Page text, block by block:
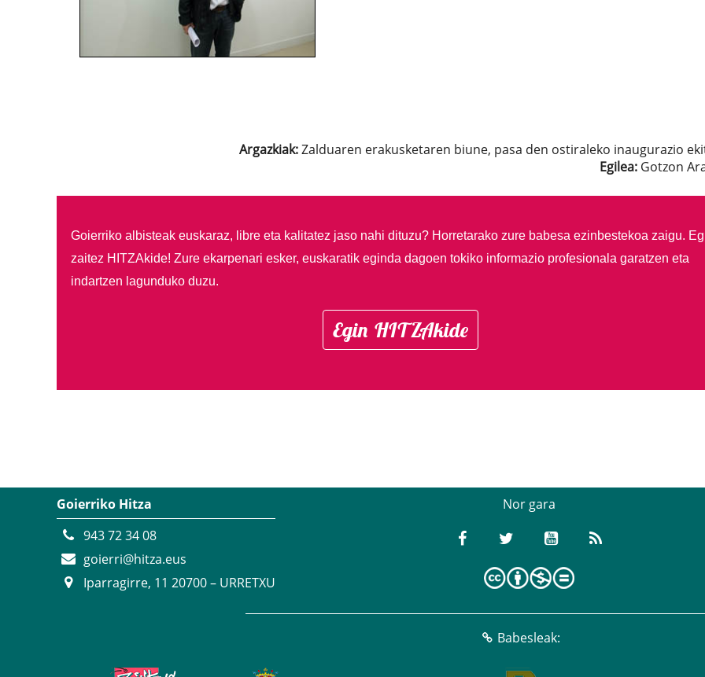
Argazkiak:Zalduaren erakusketaren biune, pasa den ostiraleko inaugurazio
Egilea:Gotzon
Goierriko albisteak euskaraz, libre eta kalitatez jaso nahi dituzu? Horretarako zure babesa ezinbestekoa zaigu.
zaitez HITZAkide! Zure ekarpenari esker, euskaratik eginda dagoen tokiko informazio profesionala garatzen eta
indartzen lagunduko duzu.
Egin HITZAkide
Goierriko Hitza
943 72 34 08
goierri@hitza.eus
Iparragirre, 11 20700 – URRETXU
Nor gara
Babesleak: